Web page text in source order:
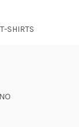
SHIRTS